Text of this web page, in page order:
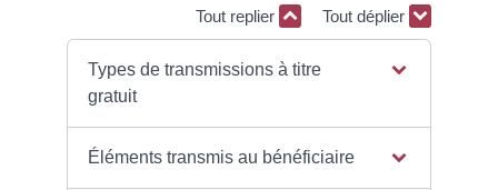
Tout replier Tout déplier
Types de transmissions à titre
gratuit
Éléments transmis au bénéficiaire